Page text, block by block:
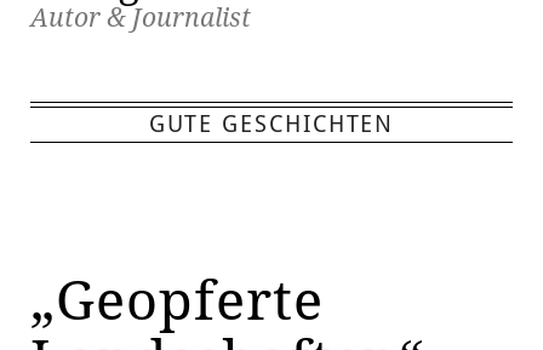
Autor & Journalist
GUTE GESCHICHTEN
„Geopferte